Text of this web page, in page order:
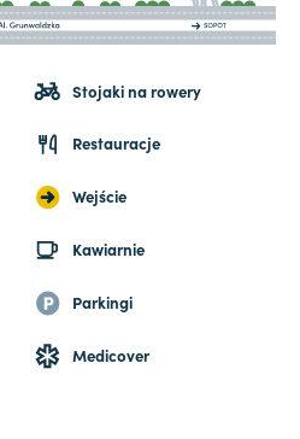
Stojaki na rowery
Restauracje
Wejście
Kawiarnie
Parkingi
Medicover